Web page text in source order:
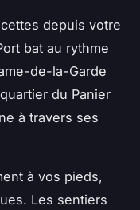
depuis votre
bat au rythme
de-la-Garde
du Panier
à travers ses
à vos pieds,
Les sentiers